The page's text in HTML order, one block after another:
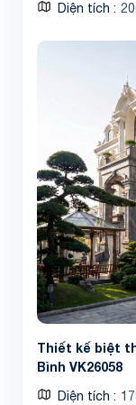
Diện tích
Thiết kế biệt
Bình VK26058
Diện tích